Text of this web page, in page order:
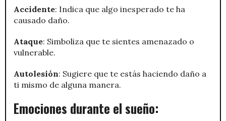
Accidente: Indica que algo inesperado te ha
causado daño.
Ataque: Simboliza que te sientes amenazado o
vulnerable.
Autolesión: Sugiere que te estás haciendo daño a
ti mismo de alguna manera.
Emociones durante el sueño: